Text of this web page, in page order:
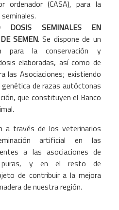
ordenador (CASA), para la
DOSIS SEMINALES EN
SEMEN. Se dispone de un
para la conservación y
elaboradas, así como de
las Asociaciones; existiendo
genética de razas autóctonas
que constituyen el Banco
a través de los veterinarios
artificial en las
a las asociaciones de
puras, y en el resto de
de contribuir a la mejora
de nuestra región.